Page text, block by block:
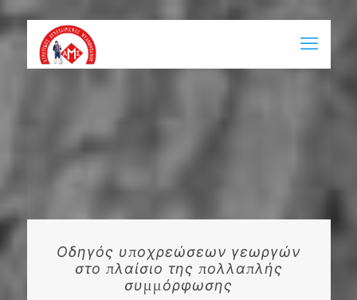
Οδηγός υποχρεώσεων γεωργών
στο πλαίσιο της πολλαπλής
συμμόρφωσης